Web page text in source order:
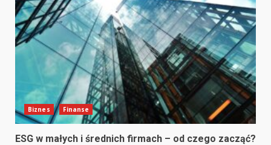
Biznes Finanse
ESG w małych i średnich firmach – od czego zacząć?